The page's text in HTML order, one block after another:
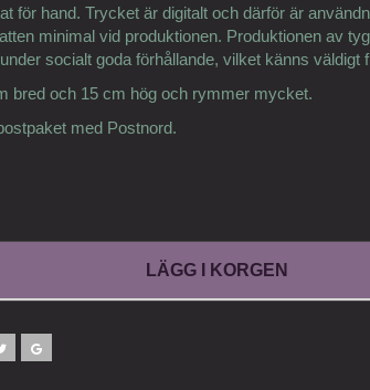
för hand. Trycket är digitalt och därför är
minimal vid produktionen. Produktionen av
socialt goda förhållande, vilket känns väldigt
bred och 15 cm hög och rymmer mycket.
med Postnord.
LÄGG I KORGEN